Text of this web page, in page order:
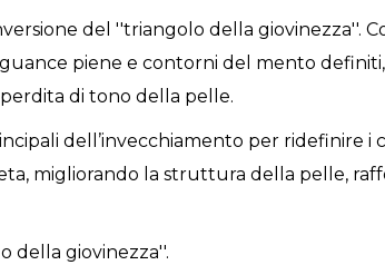
del ''triangolo della giovinezza''.
piene e contorni del mento
di tono della pelle.
dell’invecchiamento per ridefinire i
migliorando la struttura della pelle,
della giovinezza''.